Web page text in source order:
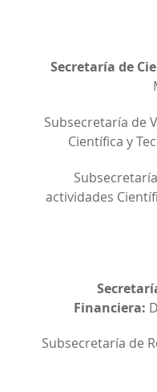
Secretaría de
Subsecretaría de
Científica y
actividades
Financiera:
Subsecretaría de